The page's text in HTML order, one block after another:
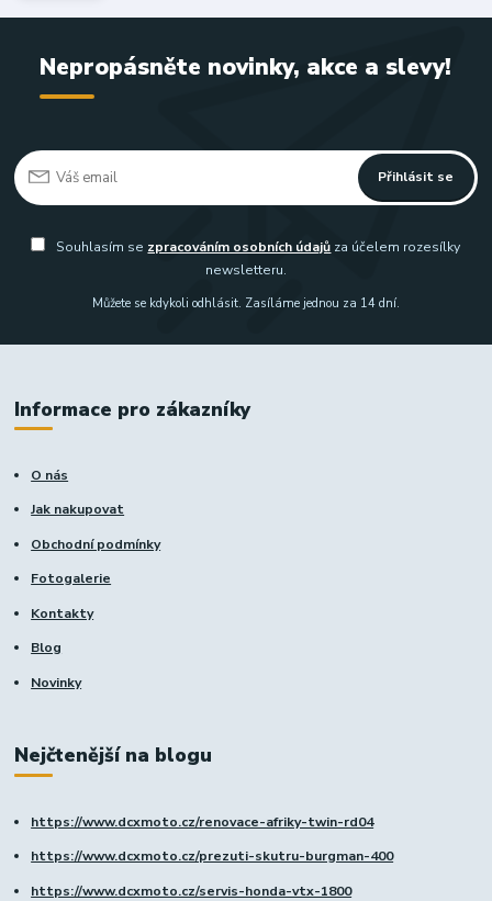
Nepropásněte novinky, akce a slevy!
Přihlásit se
Souhlasím se zpracováním osobních údajů za účelem rozesílky
newsletteru.
Můžete se kdykoli odhlásit. Zasíláme jednou za 14 dní.
Informace pro zákazníky
O nás
Jak nakupovat
Obchodní podmínky
Fotogalerie
Kontakty
Blog
Novinky
Nejčtenější na blogu
https://www.dcxmoto.cz/renovace-afriky-twin-rd04
https://www.dcxmoto.cz/prezuti-skutru-burgman-400
https://www.dcxmoto.cz/servis-honda-vtx-1800